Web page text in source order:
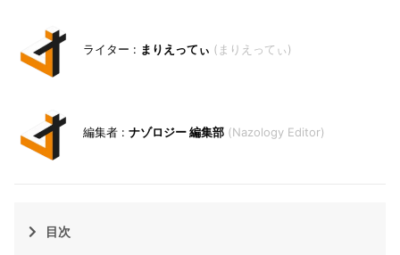
まりえってぃ まりえってぃ
ナゾロジー 編集部 Nazology Editor
目次